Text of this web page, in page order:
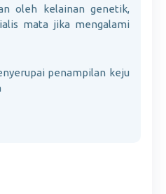
oleh kelainan genetik,
mata jika mengalami
penampilan keju